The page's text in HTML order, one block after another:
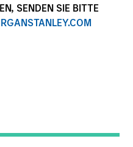
SENDEN SIE BITTE
eine vielfältige
globaler Reichweite
geleitet werden.